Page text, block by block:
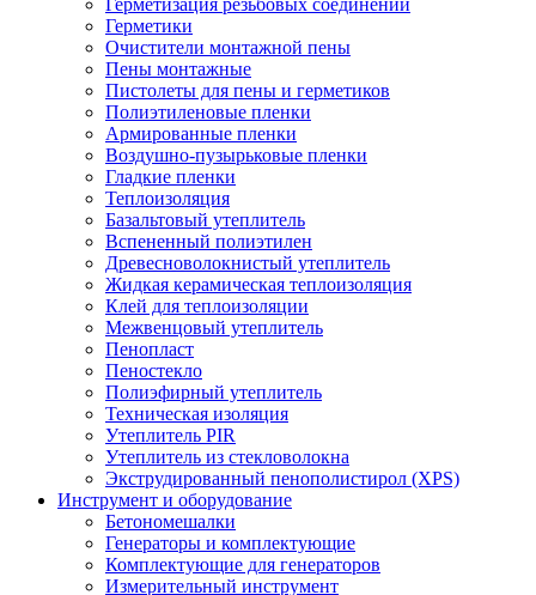
Герметики
Очистители монтажной пены
Пены монтажные
Пистолеты для пены и герметиков
Полиэтиленовые пленки
Армированные пленки
Воздушно-пузырьковые пленки
Гладкие пленки
Теплоизоляция
Базальтовый утеплитель
Вспененный полиэтилен
Древесноволокнистый утеплитель
Жидкая керамическая теплоизоляция
Клей для теплоизоляции
Межвенцовый утеплитель
Пенопласт
Пеностекло
Полиэфирный утеплитель
Техническая изоляция
Утеплитель PIR
Утеплитель из стекловолокна
Экструдированный пенополистирол (XPS)
Инструмент и оборудование
Бетономешалки
Генераторы и комплектующие
Комплектующие для генераторов
Измерительный инструмент